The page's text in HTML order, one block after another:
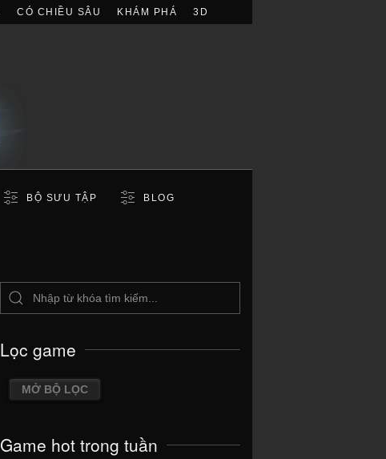
CÓ CHIỀU SÂU KHÁM PHÁ 3D
BỘ SƯU TẬP BLOG
Lọc game
MỞ BỘ LỌC
Game hot trong tuần